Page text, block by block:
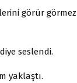
görür
seslendi.
yaklaştı.